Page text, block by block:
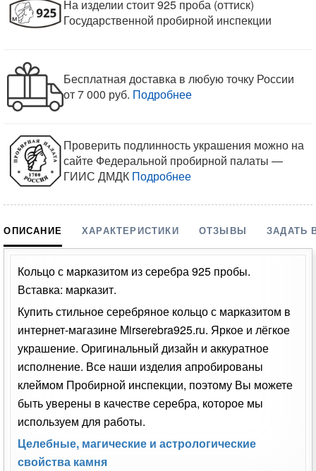
На изделии стоит 925 проба (оттиск)
Государственной пробирной инспекции
Бесплатная доставка в любую точку России
от 7 000 руб. Подробнее
Проверить подлинность украшения можно на
сайте Федеральной пробирной палаты —
ГИИС ДМДК Подробнее
ОПИСАНИЕ ХАРАКТЕРИСТИКИ ОТЗЫВЫ ЗАДАТЬ
Кольцо с марказитом из серебра 925 пробы.
Вставка: марказит.
Купить стильное серебряное кольцо с марказитом в
интернет-магазине Mirserebra925.ru. Яркое и лёгкое
украшение. Оригинальный дизайн и аккуратное
исполнение. Все наши изделия апробированы
клеймом Пробирной инспекции, поэтому Вы можете
быть уверены в качестве серебра, которое мы
используем для работы.
Целебные, магические и астрологические
свойства камня